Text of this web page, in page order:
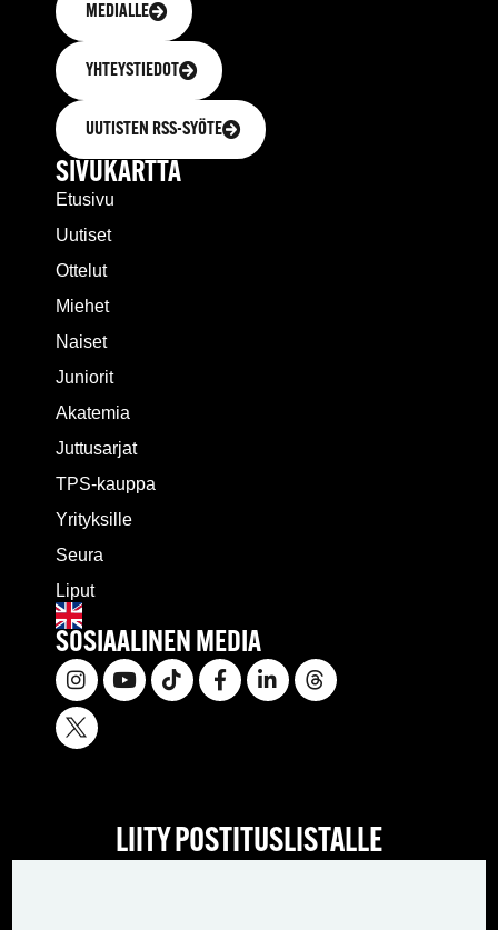
MEDIALLE
YHTEYSTIEDOT
UUTISTEN RSS-SYÖTE
SIVUKARTTA
Etusivu
Uutiset
Ottelut
Miehet
Naiset
Juniorit
Akatemia
Juttusarjat
TPS-kauppa
Yrityksille
Seura
Liput
SOSIAALINEN MEDIA
LIITY POSTITUSLISTALLE